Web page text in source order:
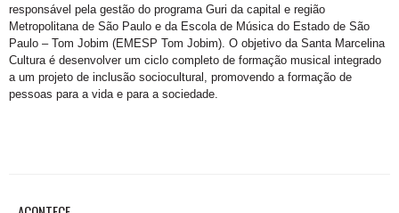
responsável pela gestão do programa Guri da capital e região
Metropolitana de São Paulo e da Escola de Música do Estado de São
Paulo – Tom Jobim (EMESP Tom Jobim). O objetivo da Santa Marcelina
Cultura é desenvolver um ciclo completo de formação musical integrado
a um projeto de inclusão sociocultural, promovendo a formação de
pessoas para a vida e para a sociedade.